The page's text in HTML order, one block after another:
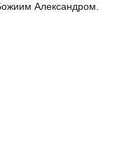
Александром.